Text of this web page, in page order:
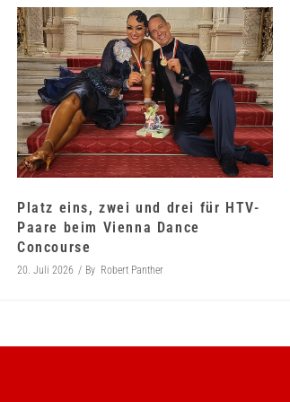
Platz eins, zwei und drei für HTV-
Paare beim Vienna Dance
Concourse
20. Juli 2026 By Robert Panther